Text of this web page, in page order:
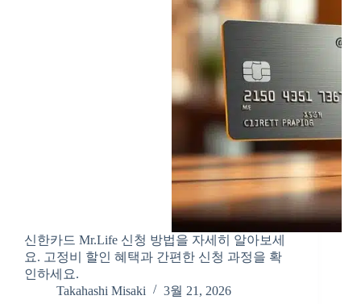
신한카드 Mr.Life 신청 방법을 자세히 알아보세
요. 고정비 할인 혜택과 간편한 신청 과정을 확
인하세요.
Takahashi Misaki
3월 21, 2026